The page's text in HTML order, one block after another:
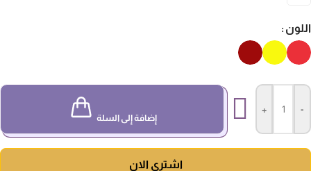
إضافة إلى السلة
اشتري الان